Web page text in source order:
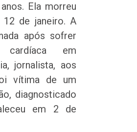
Ela morreu
de janeiro. A
após sofrer
cardíaca em
jornalista, aos
vítima de um
diagnosticado
em 2 de